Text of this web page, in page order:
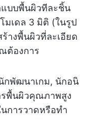
แบบพื้นผิวทีละชิ้น
มเดล 3 มิติ (ในรูป
างพื้นผิวที่ละเอียด
ต้องการ
กพัฒนาเกม, นักอนิ
รพื้นผิวคุณภาพสูง
การวาดหรือทำ